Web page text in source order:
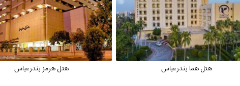
هتل هما بندرعباس هتل هرمز بندرعباس